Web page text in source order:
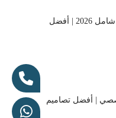
تفصيل مطابخ الرمال الرياض | دليل شامل 2026 | أفضل
| أفضل تصاميم